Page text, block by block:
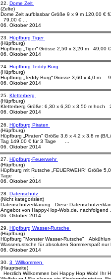
22. Dome Zelt
(Zelte)
Dome Zelt aufblasbar Größe 9 x 9 m 120,00 € für 1 Tag 180,00 € für 3 Tage Größe 5 x 5 m
79,00 € ...
06. Oktober 2014
23. Hüpfburg Tiger
(Hüpfburg)
06. Oktober 2014
24. Hüpfburg Teddy Burg
(Hüpfburg)
06. Oktober 2014
25. Kletterberg
(Hüpfburg)
06. Oktober 2014
26. Hüpfburg Piraten
(Hüpfburg)
Hüpfburg „Piraten" Größe 3,6 x 4,2 x 3,8 m (B/L/H) mit abnehmbarer Dachplane 69,00 € für 1
06. Oktober 2014
27. Hüpfburg-Feuerwehr
(Hüpfburg)
Hüpfburg mit Rutsche „FEUERWEHR“ Größe 5,0 x 2,4 m 180,00 € für 1 Tag, 230,00 € für 3
06. Oktober 2014
28. Datenschutz
(Nicht kategorisiert)
Datenschutzerklärung Diese Datenschutzerklärung nach DS-GVO bezieht sich auf das
06. Oktober 2014
29. Hüpfburg Wasser-Rutsche
(Hüpfburg)
Hüpfburg "Monster Wasser-Rutsche" Abkühlung und Sommerspaß pur! Die Mega
06. Oktober 2014
30. 3_Willkommen
(Hauptseite)